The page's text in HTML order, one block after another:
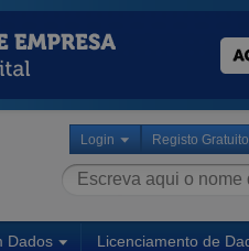
Login Registo Gratuito
Dados Licenciamento de